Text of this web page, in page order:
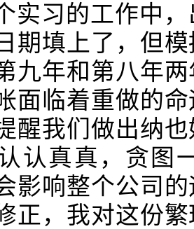
实习的工作中
期填上了，但
九年和第八年
面临着重做的
醒我们做出纳
认真真，贪图
影响整个公司
正，我对这份